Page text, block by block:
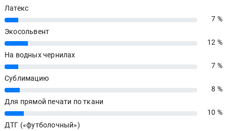
Латекс
7%
7 %
Экосольвент
12%
12 %
На водных чернилах
7%
7 %
Сублимацию
8%
8 %
Для прямой печати по ткани
10%
10 %
ДТГ («футболочный»)